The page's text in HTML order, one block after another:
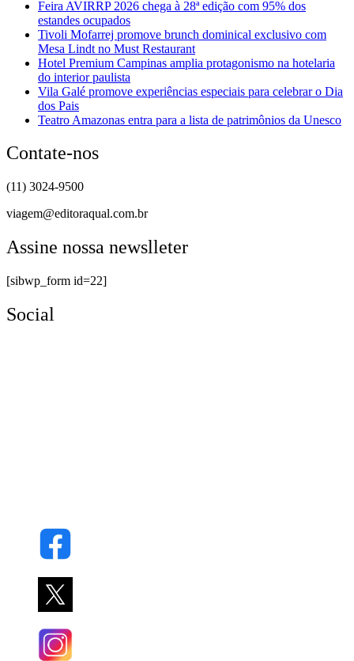
Feira AVIRRP 2026 chega à 28ª edição com 95% dos
estandes ocupados
Tivoli Mofarrej promove brunch dominical exclusivo com
Mesa Lindt no Must Restaurant
Hotel Premium Campinas amplia protagonismo na hotelaria
do interior paulista
Vila Galé promove experiências especiais para celebrar o Dia
dos Pais
Teatro Amazonas entra para a lista de patrimônios da Unesco
Contate-nos
(11) 3024-9500
viagem@editoraqual.com.br
Assine nossa newslleter
[sibwp_form id=22]
Social